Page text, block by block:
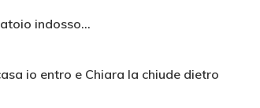
indosso…
io entro e Chiara la chiude dietro